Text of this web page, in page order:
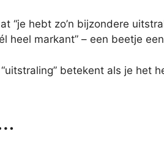
“je hebt zo’n bijzondere
heel markant” – een beetje
betekent als je het